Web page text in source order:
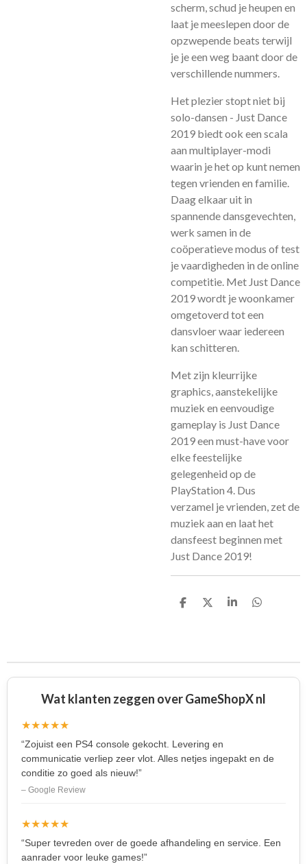
scherm, schud je heupen en
laat je meeslepen door de
opzwepende beats terwijl
je je een weg baant door de
verschillende nummers.
Het plezier stopt niet bij
solo-dansen - Just Dance
2019 biedt ook een scala
aan multiplayer-modi
waarin je het op kunt nemen
tegen vrienden en familie.
Daag elkaar uit in
spannende dansgevechten,
werk samen in de
coöperatieve modus of test
je vaardigheden in de online
competitie. Met Just Dance
2019 wordt je woonkamer
omgetoverd tot een
dansvloer waar iedereen
kan schitteren.
Met zijn kleurrijke
graphics, aanstekelijke
muziek en eenvoudige
gameplay is Just Dance
2019 een must-have voor
elke feestelijke
gelegenheid op de
PlayStation 4. Dus
verzamel je vrienden, zet de
muziek aan en laat het
dansfeest beginnen met
Just Dance 2019!
D
D
S
D
Wat klanten zeggen over GameShopX nl
★★★★★
“Zojuist een PS4 console gekocht. Levering en
communicatie verliep zeer vlot. Alles netjes ingepakt en de
conditie zo goed als nieuw!”
– Google Review
★★★★★
“Super tevreden over de goede afhandeling en service. Een
aanrader voor leuke games!”